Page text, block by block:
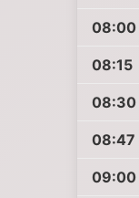
08:00
08:15
08:30
08:47
09:00